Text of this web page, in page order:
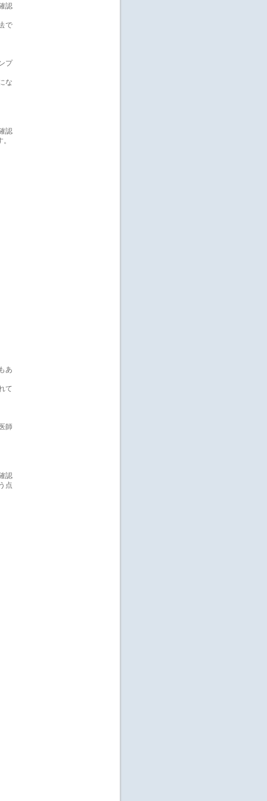
認
で
プ
な
認
あ
て
師
認
点